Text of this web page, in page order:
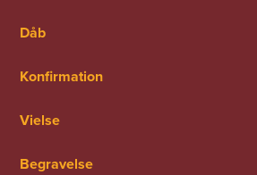
Dåb
Konfirmation
Vielse
Begravelse